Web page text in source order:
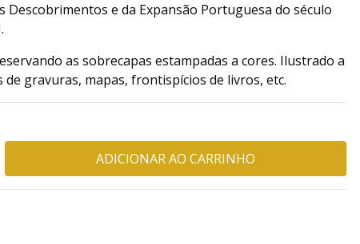
Descobrimentos e da Expansão Portuguesa do século
as sobrecapas estampadas a cores. Ilustrado a
gravuras, mapas, frontispícios de livros, etc.